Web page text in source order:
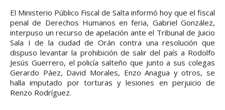
El Ministerio Público Fiscal de Salta informó hoy que el fiscal
penal de Derechos Humanos en feria, Gabriel González,
interpuso un recurso de apelación ante el Tribunal de Juicio
Sala I de la ciudad de Orán contra una resolución que
dispuso levantar la prohibición de salir del país a Rodolfo
Jesús Guerrero, el policía salteño que junto a sus colegas
Gerardo Páez, David Morales, Enzo Anagua y otros, se
halla imputado por torturas y lesiones en perjuicio de
Renzo Rodríguez.